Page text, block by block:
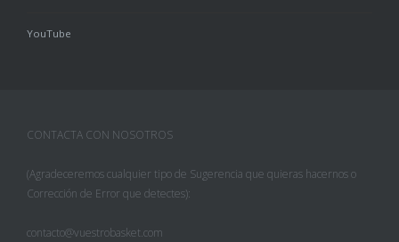
YouTube
CONTACTA CON NOSOTROS
(Agradeceremos cualquier tipo de Sugerencia que quieras hacernos o
Corrección de Error que detectes):
contacto@vuestrobasket.com